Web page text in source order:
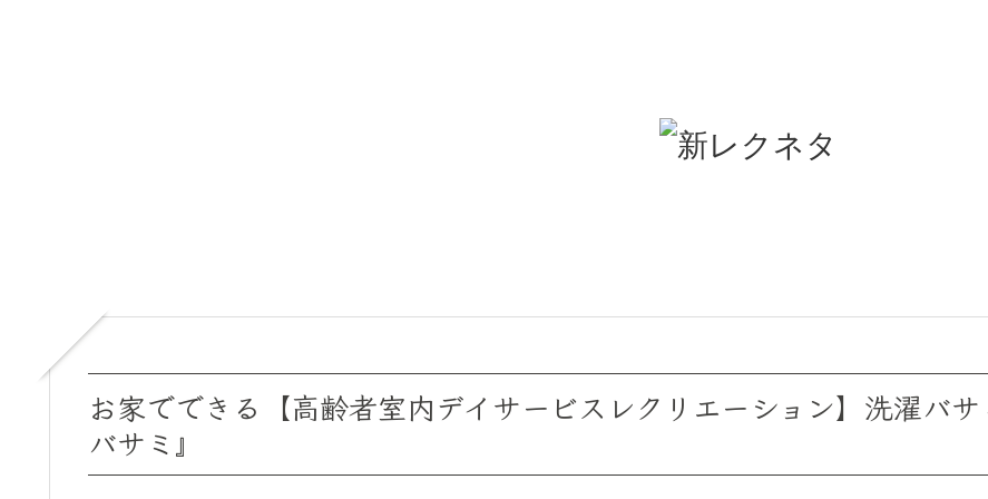
お家でできる【高齢者室内デイサービスレクリエーション】洗濯バ
バサミ』